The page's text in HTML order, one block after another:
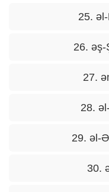
25.
26. əş-
27.
28.
29. əl-
30.